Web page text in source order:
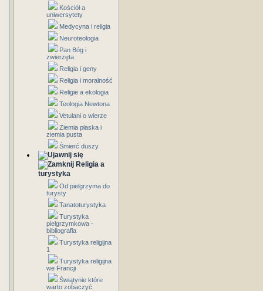
Kościół a
uniwersytety
Medycyna i religia
Neuroteologia
Pan Bóg i
zwierzęta
Religia i geny
Religia i moralność
Religie a ekologia
Teologia Newtona
Vetulani o wierze
Ziemia płaska i
ziemia pusta
Śmierć duszy
Religia a
turystyka
Od pielgrzyma do
turysty
Tanatoturystyka
Turystyka
pielgrzymkowa -
bibliografia
Turystyka religijna
1
Turystyka religijna
we Francji
Świątynie które
warto zobaczyć